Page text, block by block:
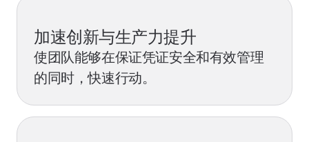
加速创新与生产力提升
使团队能够在保证凭证安全和有效管理
的同时，快速行动。